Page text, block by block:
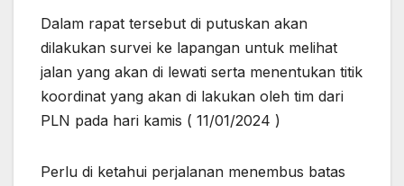
Dalam rapat tersebut di putuskan akan
dilakukan survei ke lapangan untuk melihat
jalan yang akan di lewati serta menentukan titik
koordinat yang akan di lakukan oleh tim dari
PLN pada hari kamis ( 11/01/2024 )
Perlu di ketahui perjalanan menembus batas